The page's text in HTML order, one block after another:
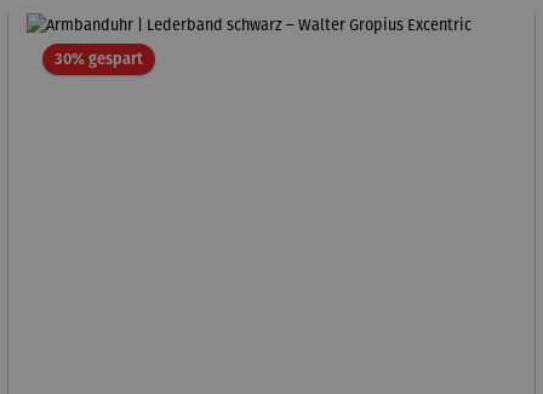
30% gespartRabatt